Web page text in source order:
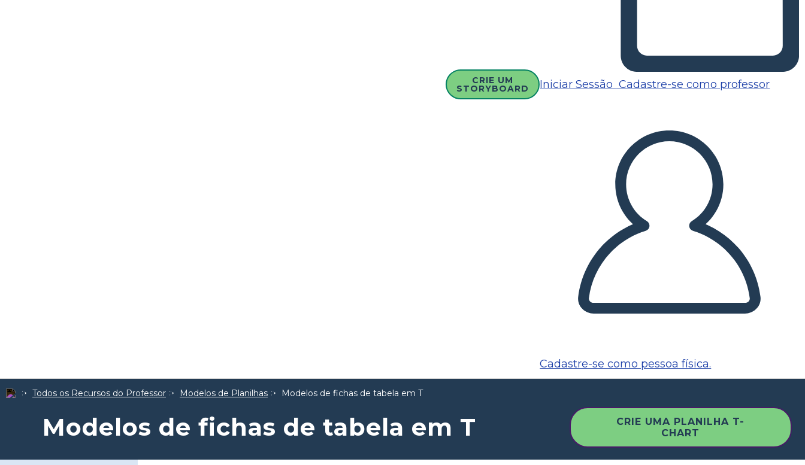
CRIE UM
STORYBOARD Iniciar Sessão Cadastre-se como professor
Cadastre-se como pessoa física.
Todos os Recursos do Professor Modelos de Planilhas Modelos de fichas de tabela em T
Modelos de fichas de tabela em T
CRIE UMA PLANILHA T-
CHART